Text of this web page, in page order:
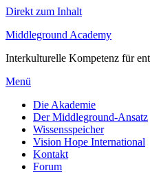
Direkt zum Inhalt
Middleground Academy
Interkulturelle Kompetenz für
Menü
Die Akademie
Der Middleground-Ansatz
Wissensspeicher
Vision Hope International
Kontakt
Forum